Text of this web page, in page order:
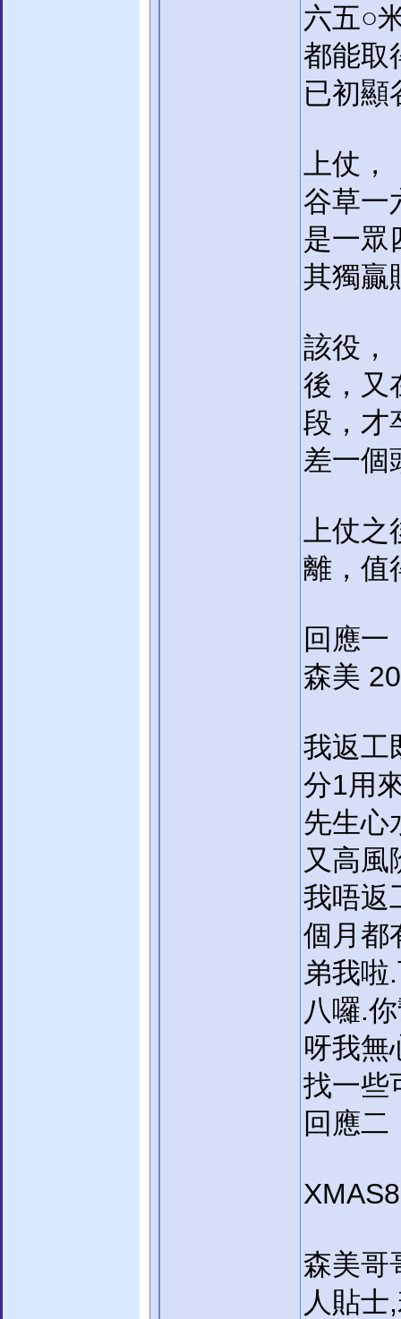
六五○
都能取
已初顯
上仗
谷草一
是一眾
其獨贏
該役，
後，又
段，才
差一個
上仗
離，值
回應一
森美
我返工
分1用
先生心
又高風
我唔返
個月都
弟我啦
八囉.
呀我無
找一些
回應二
森美哥
人貼